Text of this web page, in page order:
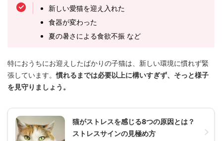
新しい愛猫を迎え入れた
食器が変わった
夏の暑さによる食欲不振 など
特におうちにお迎えしたばかりの子猫は、新しい環境に慣れず緊
張しています。慣れるまでは必要以上に構いすぎず、そっと様子
を見守りましょう。
猫がストレスを感じる8つの原因とは？
ストレスサインの見極め方